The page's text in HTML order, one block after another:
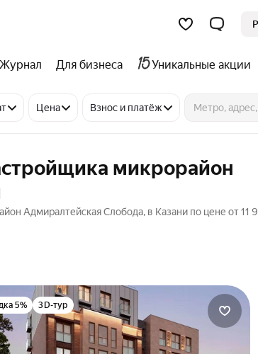
Журнал Для бизнеса Уникальные акции
Цена Взнос и платёж
микрорайон
Адмиралтейская Слобода, в Казани по цене от
5% 3D-тур